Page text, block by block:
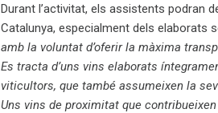
Durant l’activitat, els assistents podran
Catalunya, especialment dels elaborats
amb la voluntat d’oferir la màxima
Es tracta d’uns vins elaborats
viticultors, que també assumeixen la
Uns vins de proximitat que